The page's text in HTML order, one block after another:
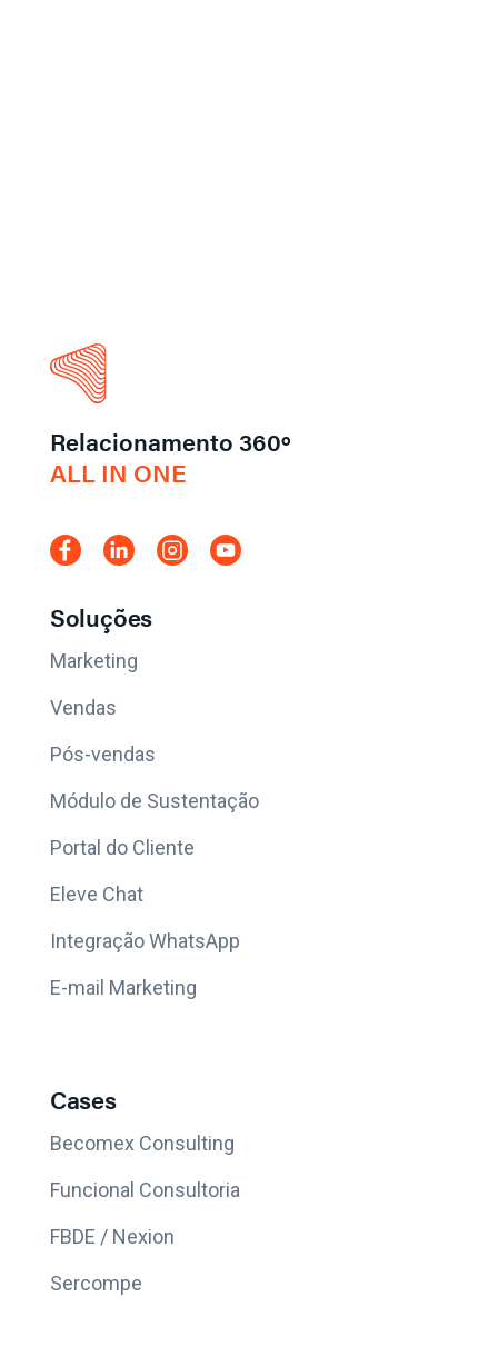
Relacionamento 360º
ALL IN ONE
Soluções
Marketing
Vendas
Pós-vendas
Módulo de Sustentação
Portal do Cliente
Eleve Chat
Integração WhatsApp
E-mail Marketing
Cases
Becomex Consulting
Funcional Consultoria
FBDE / Nexion
Sercompe